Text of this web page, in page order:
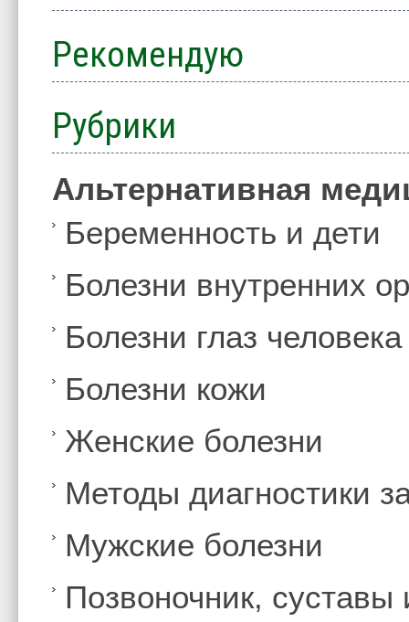
Рекомендую
Рубрики
Альтернативная
Беременность и дети
Болезни внутренних
Болезни глаз человека
Болезни кожи
Женские болезни
Методы диагностики
Мужские болезни
Позвоночник,